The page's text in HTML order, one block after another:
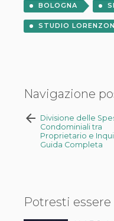
BOLOGNA
STUDIO
Navigazione
arrow_back Divisione delle
Condominiali tra
Proprietario e
Guida Completa
Potresti essere